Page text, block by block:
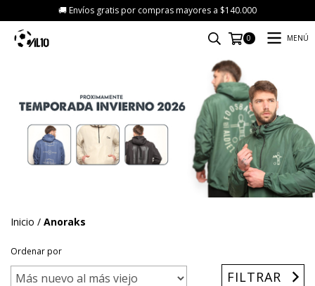
🚚 Envíos gratis por compras mayores a $140.000
0 MENÚ
Inicio / Anoraks
Ordenar por
FILTRAR